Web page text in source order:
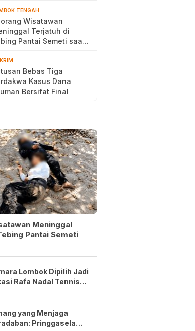
TENGAH
Wisatawan
Terjatuh di
Pantai Semeti saat
Bebas Tiga
Kasus Dana
Bersifat Final
Meninggal
Pantai Semeti
Lombok Dipilih Jadi
Rafa Nadal Tennis
yang Menjaga
Pringgasela